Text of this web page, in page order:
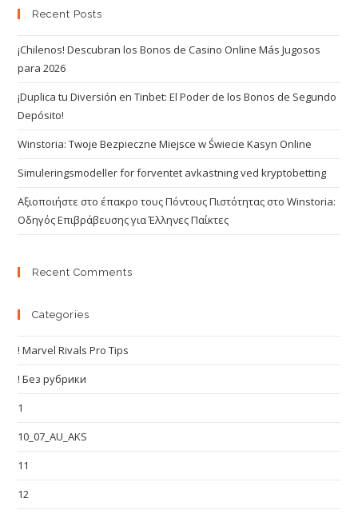
Recent Posts
¡Chilenos! Descubran los Bonos de Casino Online Más Jugosos
para 2026
¡Duplica tu Diversión en Tinbet: El Poder de los Bonos de Segundo
Depósito!
Winstoria: Twoje Bezpieczne Miejsce w Świecie Kasyn Online
Simuleringsmodeller for forventet avkastning ved kryptobetting
Αξιοποιήστε στο έπακρο τους Πόντους Πιστότητας στο Winstoria:
Οδηγός Επιβράβευσης για Έλληνες Παίκτες
Recent Comments
Categories
! Marvel Rivals Pro Tips
! Без рубрики
1
10_07_AU_AKS
11
12